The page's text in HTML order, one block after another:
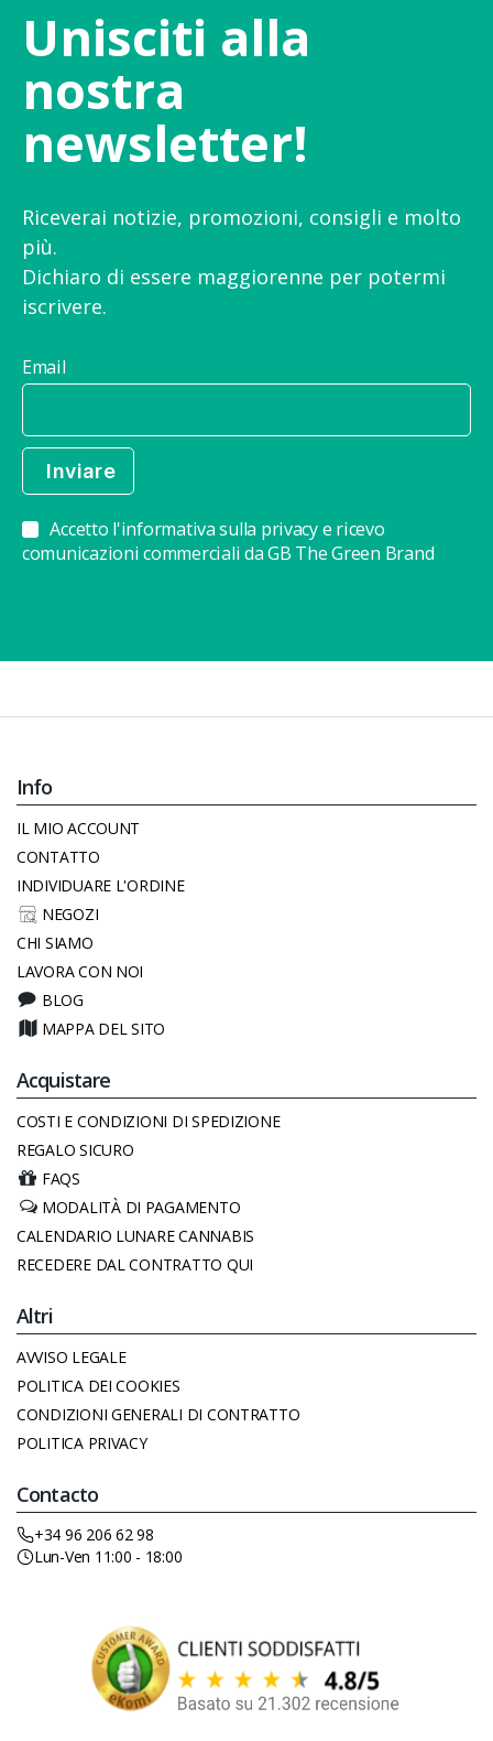
Unisciti alla
nostra
newsletter!
Riceverai notizie, promozioni, consigli e molto
più.
Dichiaro di essere maggiorenne per potermi
iscrivere.
Email
Accetto l'informativa sulla privacy e ricevo
comunicazioni commerciali da GB The Green Brand
Info
IL MIO ACCOUNT
CONTATTO
INDIVIDUARE L'ORDINE
NEGOZI
CHI SIAMO
LAVORA CON NOI
BLOG
MAPPA DEL SITO
Acquistare
COSTI E CONDIZIONI DI SPEDIZIONE
REGALO SICURO
FAQS
MODALITÀ DI PAGAMENTO
CALENDARIO LUNARE CANNABIS
RECEDERE DAL CONTRATTO QUI
Altri
AVVISO LEGALE
POLITICA DEI COOKIES
CONDIZIONI GENERALI DI CONTRATTO
POLITICA PRIVACY
Contacto
+34 96 206 62 98
Lun-Ven 11:00 - 18:00